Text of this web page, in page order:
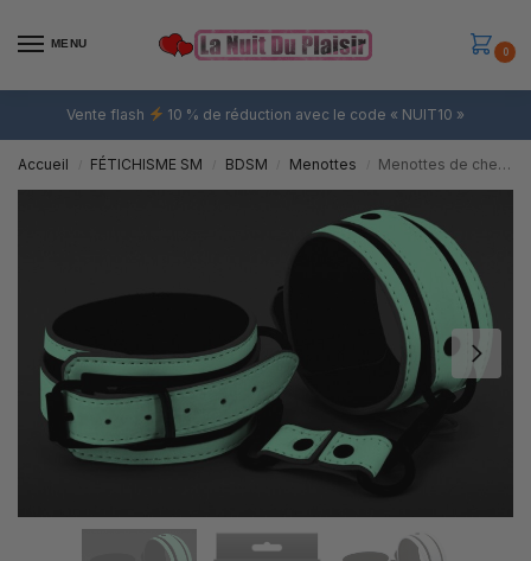
MENU
0
Vente flash 10 % de réduction avec le code « NUIT10 »
Accueil FÉTICHISME SM BDSM Menottes Menottes de cheville fluorescentes GLO